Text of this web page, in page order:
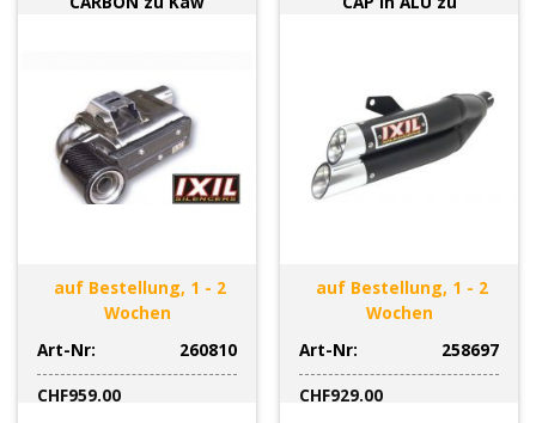
auf Bestellung, 1 - 2
Wochen
Art-Nr:
260810
CHF959.00
auf Bestellung, 1 - 2
Wochen
Art-Nr:
258697
CHF929.00